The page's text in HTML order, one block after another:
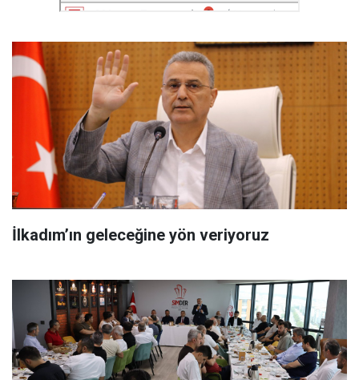
İlkadım’ın geleceğine yön veriyoruz